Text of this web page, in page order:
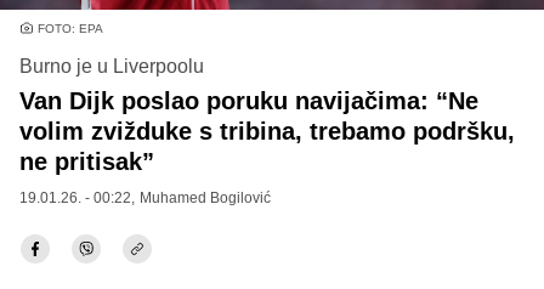
FOTO: EPA
Burno je u Liverpoolu
Van Dijk poslao poruku navijačima: “Ne
volim zvižduke s tribina, trebamo podršku,
ne pritisak”
19.01.26. - 00:22, Muhamed Bogilović